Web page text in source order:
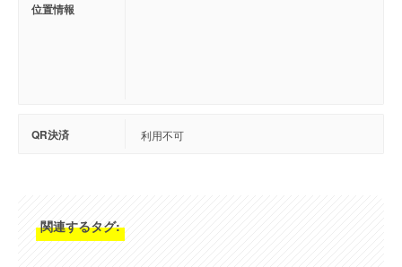
位置情報
QR決済 利用不可
関連するタグ: